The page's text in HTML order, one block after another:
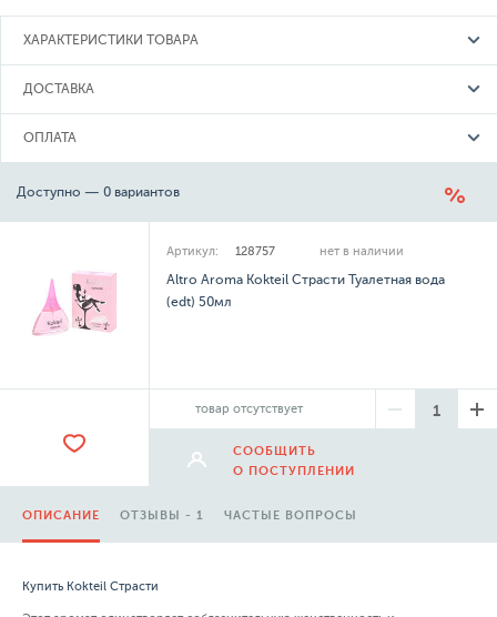
ХАРАКТЕРИСТИКИ ТОВАРА
ДОСТАВКА
ОПЛАТА
Доступно — 0 вариантов
Артикул: 128757 нет в наличии
Altro Aroma Kokteil Страсти Туалетная вода
(edt) 50мл
товар отсутствует
СООБЩИТЬ
О ПОСТУПЛЕНИИ
ОПИСАНИЕ ОТЗЫВЫ - 1 ЧАСТЫЕ ВОПРОСЫ
Купить Kokteil Страсти